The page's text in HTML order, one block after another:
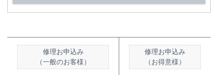
修理お申込み
（一般のお客様）
修理お申込み
（お得意様）